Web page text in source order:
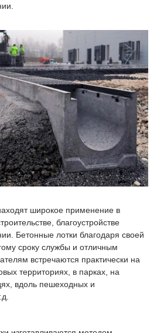
широкое применение в
благоустройстве
Бетонные лотки благодаря своей
сроку службы и отличным
встречаются практически на
территориях, в парках, на
вдоль пешеходных и